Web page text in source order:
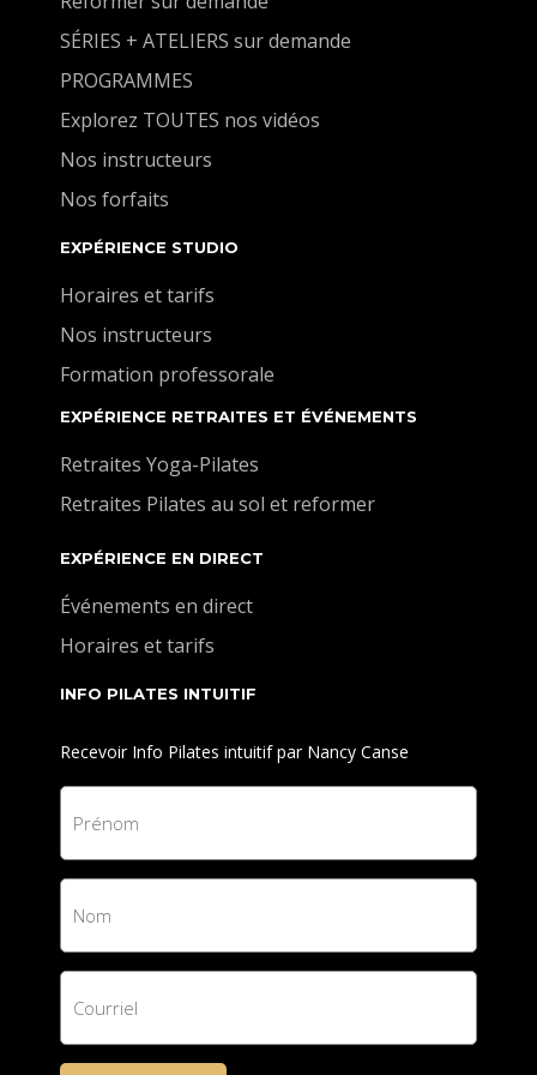
SÉRIES + ATELIERS sur demande
PROGRAMMES
Explorez TOUTES nos vidéos
Nos instructeurs
Nos forfaits
EXPÉRIENCE STUDIO
Horaires et tarifs
Nos instructeurs
Formation professorale
EXPÉRIENCE RETRAITES ET ÉVÉNEMENTS
Retraites Yoga-Pilates
Retraites Pilates au sol et reformer
EXPÉRIENCE EN DIRECT
Événements en direct
Horaires et tarifs
INFO PILATES INTUITIF
Recevoir Info Pilates intuitif par Nancy Canse